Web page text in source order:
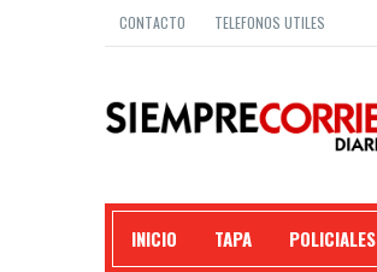
CONTACTO TELEFONOS UTILES
INICIO TAPA POLICIALES